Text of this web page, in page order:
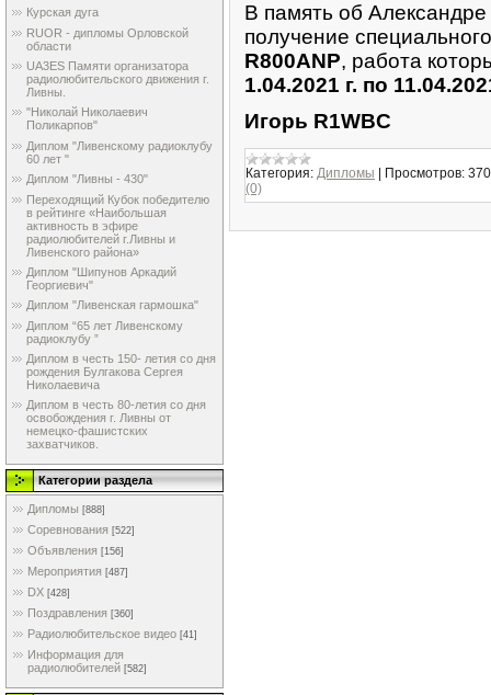
Курская дуга
RUOR - дипломы Орловской
области
UA3ES Памяти организатора
радиолюбительского движения г.
Ливны.
"Николай Николаевич
Поликарпов"
Диплом "Ливенскому радиоклубу
60 лет "
Диплом "Ливны - 430"
Переходящий Кубок победителю
в рейтинге «Наибольшая
активность в эфире
радиолюбителей г.Ливны и
Ливенского района»
Диплом "Шипунов Аркадий
Георгиевич"
Диплом "Ливенская гармошка"
Диплом “65 лет Ливенскому
радиоклубу ”
Диплом в честь 150- летия со дня
рождения Булгакова Сергея
Николаевича
Диплом в честь 80-летия со дня
освобождения г. Ливны от
немецко-фашистских
захватчиков.
Категории раздела
Дипломы [888]
Соревнования [522]
Объявления [156]
Мероприятия [487]
DX [428]
Поздравления [360]
Радиолюбительское видео [41]
Информация для
радиолюбителей [582]
В память об
получение
R800ANP, работа
1.04.2021 г. по
Игорь R1WBC
Категория: Дипломы | Просмотров: 370
(0)